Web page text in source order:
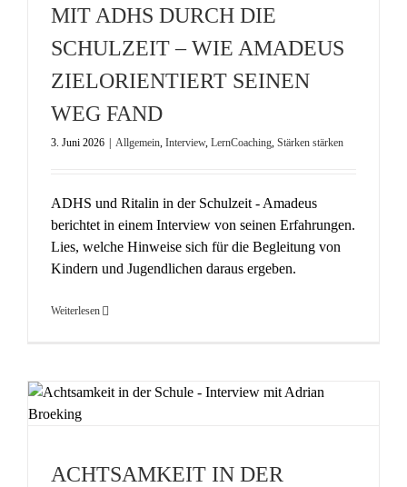
MIT ADHS DURCH DIE
SCHULZEIT – WIE AMADEUS
ZIELORIENTIERT SEINEN
WEG FAND
3. Juni 2026 Allgemein, Interview, LernCoaching, Stärken stärken
ADHS und Ritalin in der Schulzeit - Amadeus
berichtet in einem Interview von seinen Erfahrungen.
Lies, welche Hinweise sich für die Begleitung von
Kindern und Jugendlichen daraus ergeben.
Weiterlesen
ACHTSAMKEIT IN DER